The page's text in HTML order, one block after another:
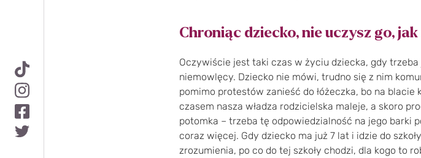
Chroniąc dziecko, nie uczysz go,
Oczywiście jest taki czas w życiu dziecka, gdy
niemowlęcy. Dziecko nie mówi, trudno się z nim
pomimo protestów zanieść do łóżeczka, bo na
czasem nasza władza rodzicielska maleje, a skoro
potomka – trzeba tę odpowiedzialność na jego barki
coraz więcej. Gdy dziecko ma już 7 lat i idzie do
zrozumienia, po co do tej szkoły chodzi, dla kogo to